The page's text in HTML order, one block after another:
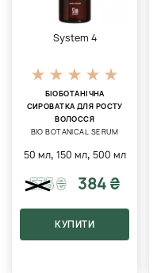
System 4
БІОБОТАНІЧНА
СИРОВАТКА ДЛЯ РОСТУ
ВОЛОССЯ
BIO BOTANICAL SERUM
50 мл, 150 мл, 500 мл
575₴ 384 ₴
КУПИТИ